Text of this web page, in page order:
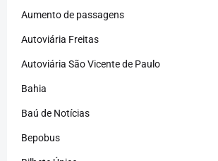
Aumento de passagens
Autoviária Freitas
Autoviária São Vicente de Paulo
Bahia
Baú de Notícias
Bepobus